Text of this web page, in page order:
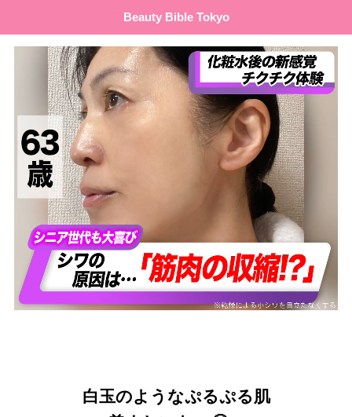
Beauty Bible Tokyo
白玉のようなぷるぷる肌